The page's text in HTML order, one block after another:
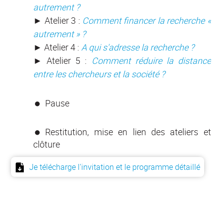
autrement ?
► Atelier 3 : Comment financer la recherche «
autrement » ?
►Atelier 4 :A qui s'adresse la recherche ?
►Atelier 5 : Comment réduire la distance
entre les chercheurs et la société ?
Pause
Restitution, mise en lien des ateliers et
clôture
Je télécharge l'invitation et le programme détaillé